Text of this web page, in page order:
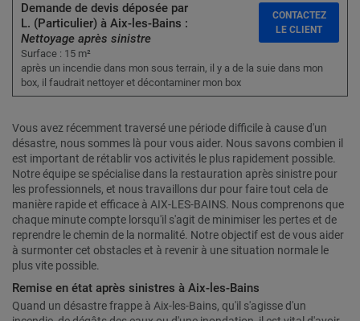
Demande de devis déposée par
L. (Particulier) à Aix-les-Bains :
Nettoyage après sinistre
Surface : 15 m²
après un incendie dans mon sous terrain, il y a de la suie dans mon
box, il faudrait nettoyer et décontaminer mon box
CONTACTEZ
LE CLIENT
Vous avez récemment traversé une période difficile à cause d'un
désastre, nous sommes là pour vous aider. Nous savons combien il
est important de rétablir vos activités le plus rapidement possible.
Notre équipe se spécialise dans la restauration après sinistre pour
les professionnels, et nous travaillons dur pour faire tout cela de
manière rapide et efficace à AIX-LES-BAINS. Nous comprenons que
chaque minute compte lorsqu'il s'agit de minimiser les pertes et de
reprendre le chemin de la normalité. Notre objectif est de vous aider
à surmonter cet obstacles et à revenir à une situation normale le
plus vite possible.
Remise en état après sinistres à Aix-les-Bains
Quand un désastre frappe à Aix-les-Bains, qu'il s'agisse d'un